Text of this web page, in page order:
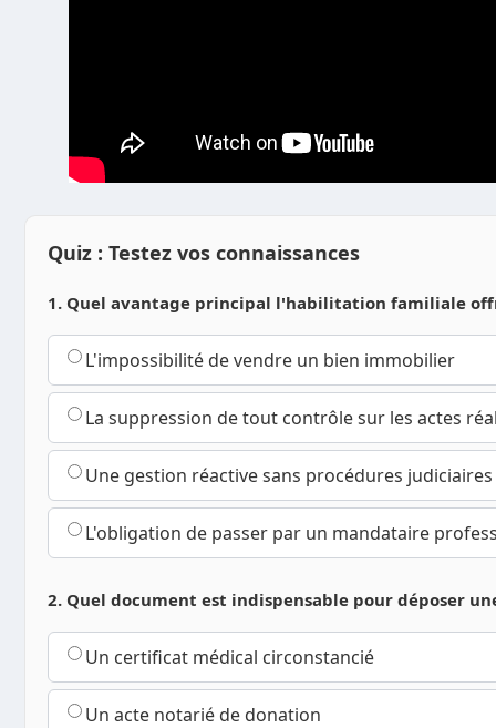
Quiz : Testez vos connaissances
1. Quel avantage principal l'habilitation familiale
L'impossibilité de vendre un bien immobilier
La suppression de tout contrôle sur les actes
Une gestion réactive sans procédures
L'obligation de passer par un mandataire
2. Quel document est indispensable pour déposer
Un certificat médical circonstancié
Un acte notarié de donation